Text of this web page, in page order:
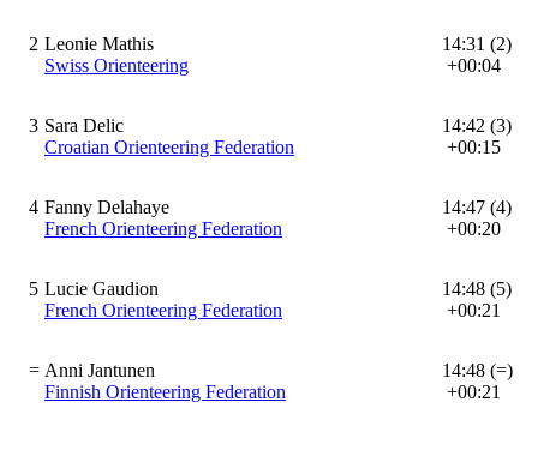
2 Leonie Mathis
Swiss Orienteering
14:31 (2)
+00:04
3 Sara Delic
Croatian Orienteering Federation
14:42 (3)
+00:15
4 Fanny Delahaye
French Orienteering Federation
14:47 (4)
+00:20
5 Lucie Gaudion
French Orienteering Federation
14:48 (5)
+00:21
= Anni Jantunen
Finnish Orienteering Federation
14:48 (=)
+00:21